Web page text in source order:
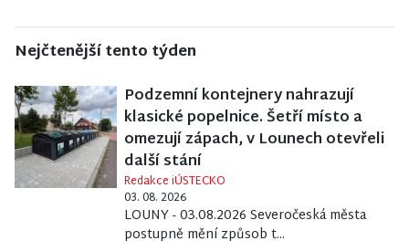
Nejčtenější tento týden
Podzemní kontejnery nahrazují
klasické popelnice. Šetří místo a
omezují zápach, v Lounech otevřeli
další stání
Redakce iÚSTECKO
03. 08. 2026
LOUNY - 03.08.2026 Severočeská města
postupně mění způsob t...